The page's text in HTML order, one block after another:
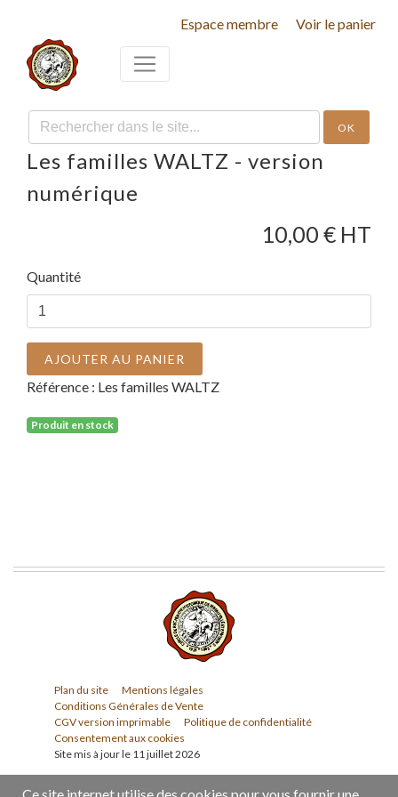
Espace membre Voir le panier
OK
Les familles WALTZ - version
numérique
10,00 € HT
Quantité
AJOUTER AU PANIER
Référence : Les familles WALTZ
Produit en stock
Plan du site
Mentions légales
Conditions Générales de Vente
CGV version imprimable
Politique de confidentialité
Consentement aux cookies
Site mis à jour le 11 juillet 2026